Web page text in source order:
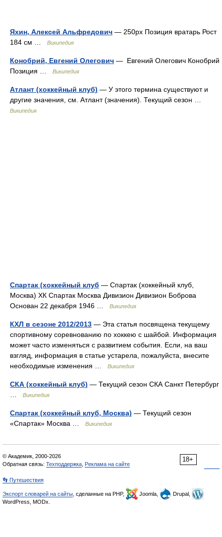
Яхин, Алексей Альфредович — 250px Позиция вратарь Рост
184 см …
Википедия
Конобрий, Евгений Олегович — Евгений Олегович Конобрий
Позиция …
Википедия
Атлант (хоккейный клуб) — У этого термина существуют и
другие значения, см. Атлант (значения). Текущий сезон …
Википедия
Спартак (хоккейный клуб — Спартак (хоккейный клуб,
Москва) ХК Спартак Москва Дивизион Дивизион Боброва
Основан 22 декабря 1946 …
Википедия
КХЛ в сезоне 2012/2013 — Эта статья посвящена текущему
спортивному соревнованию по хоккею с шайбой. Информация
может часто изменяться с развитием события. Если, на ваш
взгляд, информация в статье устарела, пожалуйста, внесите
необходимые изменения …
Википедия
СКА (хоккейный клуб) — Текущий сезон СКА Санкт Петербург
Википедия
Спартак (хоккейный клуб, Москва) — Текущий сезон
«Спартак» Москва …
Википедия
18+
© Академик, 2000-2026
Обратная связь: Техподдержка Реклама на сайте
👣 Путешествия
Экспорт словарей на сайты , сделанные на PHP, Joomla,
Drupal,
WordPress, MODx.